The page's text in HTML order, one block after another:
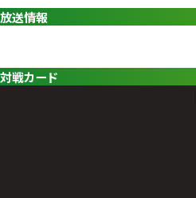
放送情報
対戦カード